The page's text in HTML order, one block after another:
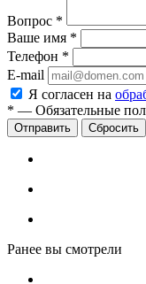
Вопрос *
Ваше имя *
Телефон *
E-mail
Я согласен на
* — Обязательные
Сбросить
Ранее вы смотрели